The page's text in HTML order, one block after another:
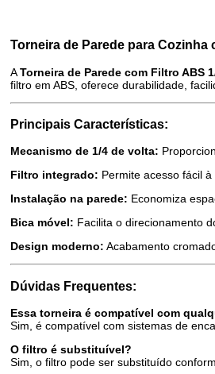
Torneira de Parede para Cozinha
ATorneira de Parede com Filtro ABS
filtro em ABS, oferece durabilidade,
Principais Características:
Mecanismo de 1/4 de volta:
Filtro integrado: Permite acesso fácil
Instalação na parede: Economiza
Bica móvel: Facilita o direcionamento
Design moderno: Acabamento
Dúvidas Frequentes:
Essa torneira é compatível com
Sim, é compatível com sistemas de
O filtro é substituível?
Sim, o filtro pode ser substituído